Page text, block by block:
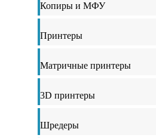
Копиры и МФУ
Принтеры
Матричные принтеры
3D принтеры
Шредеры